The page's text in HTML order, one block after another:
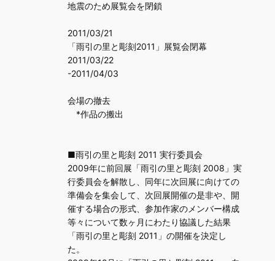
地震のため展覧会を閉鎖
2011/03/21
「雨引の里と彫刻2011」展覧会閉幕
2011/03/22
-2011/04/03
会場の撤去
*作品の搬出
■雨引の里と彫刻 2011 実行委員会
2009年に前回展「雨引の里と彫刻 2008」実
行委員会を解散し、同年に次回展に向けての
準備会を集会して、次回展開催の是非や、開
催する場合の形式、参加作家のメンバー構成
等々について数ヶ月にわたり協議した結果
「雨引の里と彫刻 2011」の開催を決定し
た。